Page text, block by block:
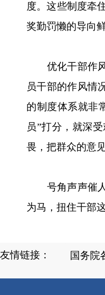
度。这些制度牵
奖勤罚懒的导向
优化干部作风
员干部的作风情
的制度体系就非
员”打分，就深
畏，把群众的意
号角声声催人
为马，扭住干部
友情链接：